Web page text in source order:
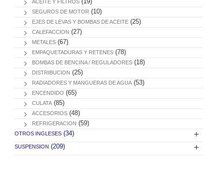
ACEITE Y FILTROS
SEGUROS DE MOTOR (10)
EJES DE LEVAS Y BOMBAS DE ACEITE (25)
CALEFACCION (27)
METALES (67)
EMPAQUETADURAS Y RETENES (78)
BOMBAS DE BENCINA / REGULADORES (18)
DISTRIBUCION (25)
RADIADORES Y MANGUERAS DE AGUA (53)
ENCENDIDO (65)
CULATA (85)
ACCESORIOS (48)
REFRIGERACION (59)
OTROS INGLESES (34)
SUSPENSION (209)